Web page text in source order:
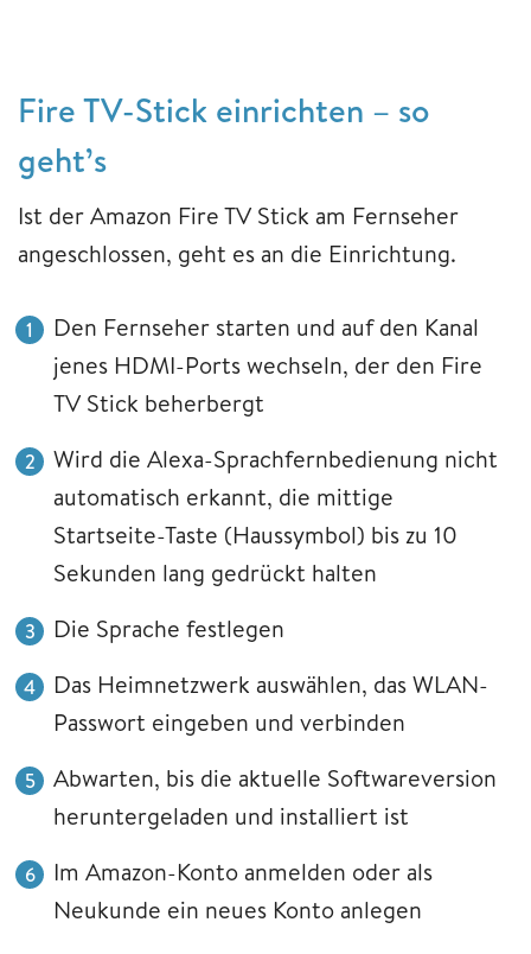
Fire TV-Stick einrichten – so
geht’s
Ist der Amazon Fire TV Stick am Fernseher
angeschlossen, geht es an die Einrichtung.
Den Fernseher starten und auf den Kanal
jenes HDMI-Ports wechseln, der den Fire
TV Stick beherbergt
Wird die Alexa-Sprachfernbedienung nicht
automatisch erkannt, die mittige
Startseite-Taste (Haussymbol) bis zu 10
Sekunden lang gedrückt halten
Die Sprache festlegen
Das Heimnetzwerk auswählen, das WLAN-
Passwort eingeben und verbinden
Abwarten, bis die aktuelle Softwareversion
heruntergeladen und installiert ist
Im Amazon-Konto anmelden oder als
Neukunde ein neues Konto anlegen